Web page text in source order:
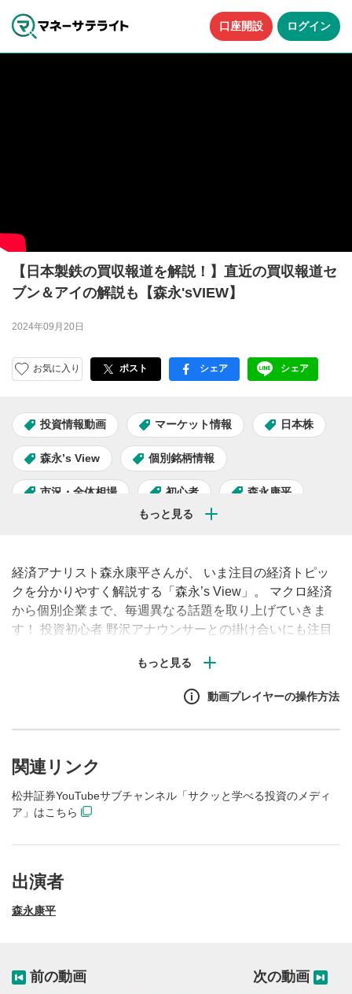
口座開設 ログイン
【日本製鉄の買収報道を解説！】直近の買収報道セ
ブン＆アイの解説も【森永'sVIEW】
2024年09月20日
お気に入り ポスト facebook
シェア LINE
シェア
投資情報動画 マーケット情報 日本株
森永’s View 個別銘柄情報
市況・全体相場 初心者 森永康平
経済アナリスト森永康平さんが、 いま注目の経済トピッ
クを分かりやすく解説する「森永’s View」。 マクロ経済
から個別企業まで、毎週異なる話題を取り上げていきま
す！ 投資初心者 野沢アナウンサーとの掛け合いにも注目
動画プレイヤーの操作方法
1
動画再生エリア
関連リンク
松井証券YouTubeサブチャンネル「サクッと学べる投資のメディ
ア」はこちら
出演者
森永康平
前の動画 次の動画